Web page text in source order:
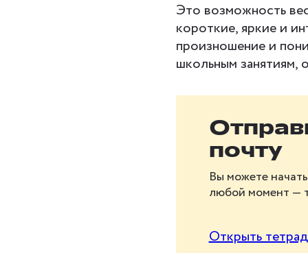
Это возможность
короткие, яркие и
произношение и
школьным занятиям,
Скачайте
учеников
почту
Вы можете
любой момент —
Открыть